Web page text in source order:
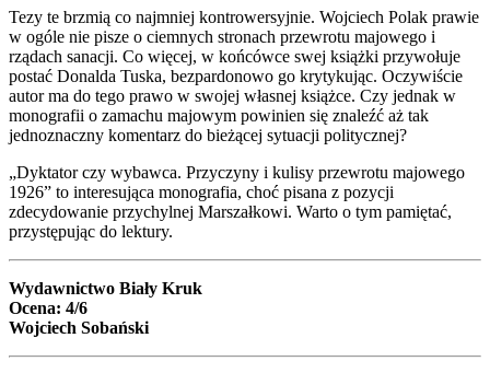
Tezy te brzmią co najmniej kontrowersyjnie. Wojciech Polak prawie
w ogóle nie pisze o ciemnych stronach przewrotu majowego i
rządach sanacji. Co więcej, w końcówce swej książki przywołuje
postać Donalda Tuska, bezpardonowo go krytykując. Oczywiście
autor ma do tego prawo w swojej własnej książce. Czy jednak w
monografii o zamachu majowym powinien się znaleźć aż tak
jednoznaczny komentarz do bieżącej sytuacji politycznej?
„Dyktator czy wybawca. Przyczyny i kulisy przewrotu majowego
1926” to interesująca monografia, choć pisana z pozycji
zdecydowanie przychylnej Marszałkowi. Warto o tym pamiętać,
przystępując do lektury.
Wydawnictwo Biały Kruk
Ocena: 4/6
Wojciech Sobański